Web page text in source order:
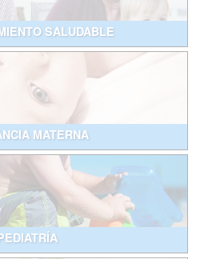
SALUDABLE
MATERNA